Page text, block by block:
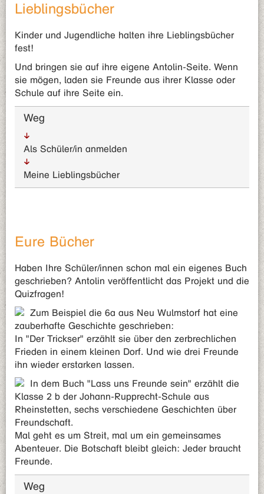
Lieblingsbücher
Kinder und Jugendliche halten ihre Lieblingsbücher
fest!
Und bringen sie auf ihre eigene Antolin-Seite. Wenn
sie mögen, laden sie Freunde aus ihrer Klasse oder
Schule auf ihre Seite ein.
Weg
Als Schüler/in anmelden
Meine Lieblingsbücher
Eure Bücher
Haben Ihre Schüler/innen schon mal ein eigenes Buch
geschrieben? Antolin veröffentlicht das Projekt und die
Quizfragen!
Zum Beispiel die 6a aus Neu Wulmstorf hat eine
zauberhafte Geschichte geschrieben:
In "Der Trickser" erzählt sie über den zerbrechlichen
Frieden in einem kleinen Dorf. Und wie drei Freunde
ihn wieder erstarken lassen.
In dem Buch "Lass uns Freunde sein" erzählt die
Klasse 2 b der Johann-Rupprecht-Schule aus
Rheinstetten, sechs verschiedene Geschichten über
Freundschaft.
Mal geht es um Streit, mal um ein gemeinsames
Abenteuer. Die Botschaft bleibt gleich: Jeder braucht
Freunde.
Weg